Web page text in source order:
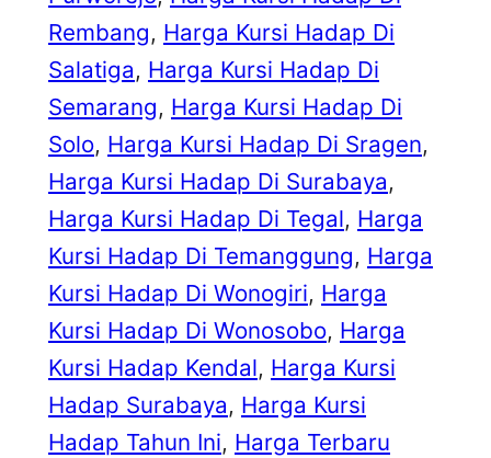
Rembang, Harga Kursi Hadap Di
Salatiga, Harga Kursi Hadap Di
Semarang, Harga Kursi Hadap Di
Solo, Harga Kursi Hadap Di Sragen
Harga Kursi Hadap Di Surabaya
Harga Kursi Hadap Di Tegal, Harga
Kursi Hadap Di Temanggung, Harga
Kursi Hadap Di Wonogiri, Harga
Kursi Hadap Di Wonosobo, Harga
Kursi Hadap Kendal, Harga Kursi
Hadap Surabaya, Harga Kursi
Hadap Tahun Ini, Harga Terbaru